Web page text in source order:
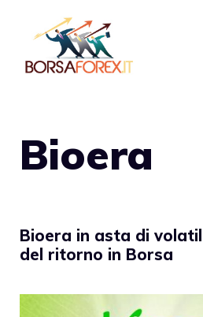
contenuto
Bioera
Bioera in asta di
del ritorno in Borsa